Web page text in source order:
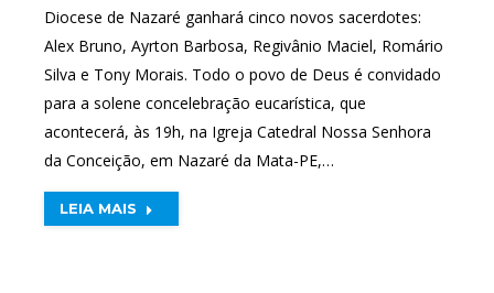
Diocese de Nazaré ganhará cinco novos sacerdotes:
Alex Bruno, Ayrton Barbosa, Regivânio Maciel, Romário
Silva e Tony Morais. Todo o povo de Deus é convidado
para a solene concelebração eucarística, que
acontecerá, às 19h, na Igreja Catedral Nossa Senhora
da Conceição, em Nazaré da Mata-PE,…
LEIA MAIS